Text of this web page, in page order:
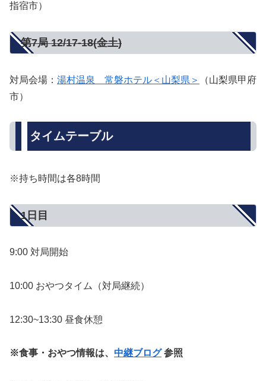
指宿市）
第7局 12/17‐18(金土)
対局会場： 湯村温泉 常磐ホテル＜山梨県＞
（山梨県甲府
市）
タイムテーブル
※持ち時間は各8時間
1日目
9:00 対局開始
10:00 おやつタイム（対局継続）
12:30~13:30 昼食休憩
※食事・おやつ情報は、 中継ブログ参照